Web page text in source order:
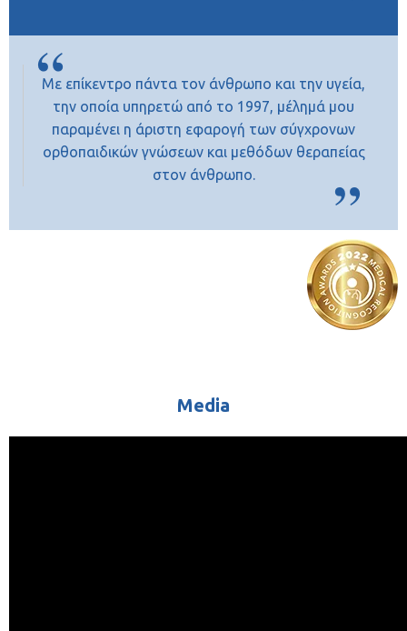
Με επίκεντρο πάντα τον άνθρωπο και την υγεία,
την οποία υπηρετώ από το 1997, μέλημά μου
παραμένει η άριστη εφαρογή των σύγχρονων
ορθοπαιδικών γνώσεων και μεθόδων θεραπείας
στον άνθρωπο.
Media